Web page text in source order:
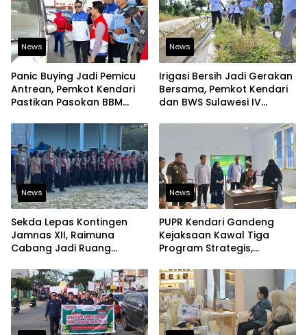
News
Panic Buying Jadi Pemicu
Antrean, Pemkot Kendari
Pastikan Pasokan BBM
News
Irigasi Bersih Jadi Gerakan
Bersama, Pemkot Kendari
dan BWS Sulawesi IV
Pangan
News
Sekda Lepas Kontingen
Jamnas XII, Raimuna
Cabang Jadi Ruang
dan Berjiwa Pemimpin
News
PUPR Kendari Gandeng
Kejaksaan Kawal Tiga
Program Strategis,
Bangun Infrastruktur
Berintegritas